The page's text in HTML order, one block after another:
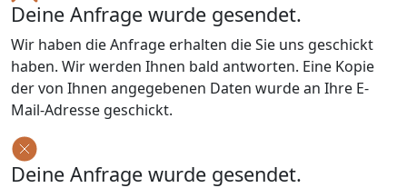
Deine Anfrage wurde gesendet.
Wir haben die Anfrage erhalten die Sie uns geschickt
haben. Wir werden Ihnen bald antworten. Eine Kopie
der von Ihnen angegebenen Daten wurde an Ihre E-
Mail-Adresse geschickt.
Deine Anfrage wurde gesendet.